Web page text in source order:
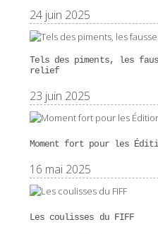
24 juin 2025
Tels des piments, les
relief
23 juin 2025
Moment fort pour les
16 mai 2025
Les coulisses du FIFF